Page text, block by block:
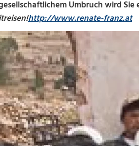
Umbruch wird
http://www.renate-franz.at